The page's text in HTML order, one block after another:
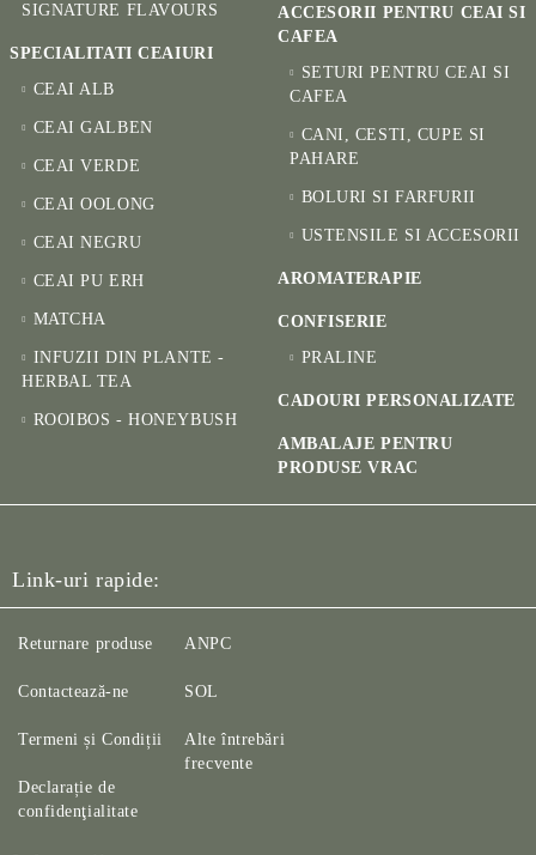
SIGNATURE FLAVOURS
SPECIALITATI CEAIURI
CEAI ALB
CEAI GALBEN
CEAI VERDE
CEAI OOLONG
CEAI NEGRU
CEAI PU ERH
MATCHA
INFUZII DIN PLANTE -
HERBAL TEA
ROOIBOS - HONEYBUSH
ACCESORII PENTRU CEAI SI
CAFEA
SETURI PENTRU CEAI SI
CAFEA
CANI, CESTI, CUPE SI
PAHARE
BOLURI SI FARFURII
USTENSILE SI ACCESORII
AROMATERAPIE
CONFISERIE
PRALINE
CADOURI PERSONALIZATE
AMBALAJE PENTRU
PRODUSE VRAC
Link-uri rapide:
Returnare produse
Contactează-ne
Termeni și Condiții
Declarație de
confidenţialitate
ANPC
SOL
Alte întrebări
frecvente